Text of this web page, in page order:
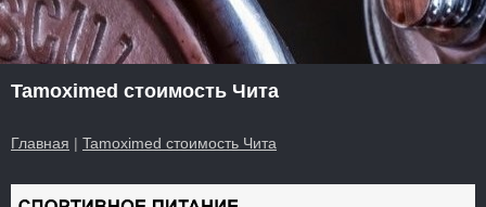
Tamoximed стоимость Чита
Главная | Tamoximed стоимость Чита